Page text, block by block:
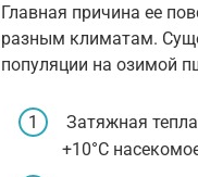
Главная причина ее
разным климатам.
популяции на озимой
Затяжная
+10°С